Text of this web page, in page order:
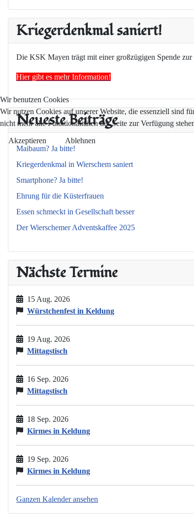
Kriegerdenkmal saniert!
Die KSK Mayen trägt mit einer großzügigen Spende
Hier gibt es mehr Information!
Neueste Beiträge
Maibaum? Ja bitte!
Kriegerdenkmal in Wierschem saniert
Smartphone? Ja bitte!
Ehrung für die Küsterfrauen
Essen schmeckt in Gesellschaft besser
Der Wierschemer Adventskaffee 2025
Nächste Termine
15 Aug. 2026
Würstchenfest in Keldung
19 Aug. 2026
Mittagstisch
16 Sep. 2026
Mittagstisch
18 Sep. 2026
Kirmes in Keldung
19 Sep. 2026
Kirmes in Keldung
Ganzen Kalender ansehen
Wir benutzen Cookies
Wir nutzen Cookies auf unserer Website, die essenziell sind
nicht mehr alle Funktionalitäten der Seite zur Verfügung
Akzeptieren Ablehnen